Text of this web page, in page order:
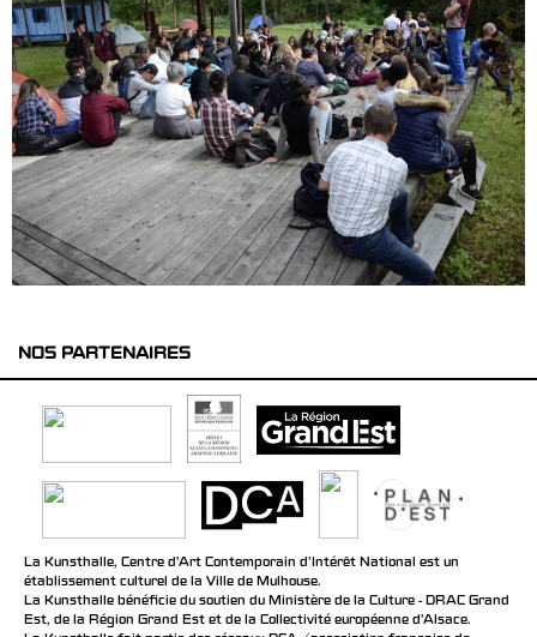
NOS PARTENAIRES
La Kunsthalle, Centre d’Art Contemporain d’Intérêt National est un
établissement culturel de la Ville de Mulhouse.
La Kunsthalle bénéficie du soutien du Ministère de la Culture - DRAC Grand
Est, de la Région Grand Est et de la Collectivité européenne d’Alsace.